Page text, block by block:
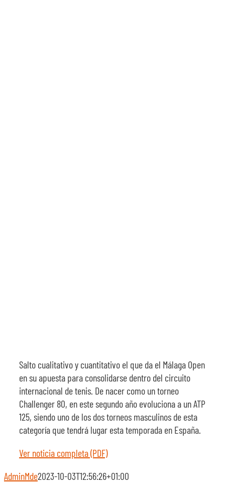
Salto cualitativo y cuantitativo el que da el Málaga Open
en su apuesta para consolidarse dentro del circuito
internacional de tenis. De nacer como un torneo
Challenger 80, en este segundo año evoluciona a un ATP
125, siendo uno de los dos torneos masculinos de esta
categoría que tendrá lugar esta temporada en España.
Ver noticia completa (PDF)
AdminMde2023-10-03T12:56:26+01:00